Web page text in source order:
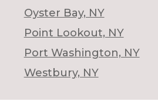
Oyster Bay, NY
Point Lookout, NY
Port Washington, NY
Westbury, NY